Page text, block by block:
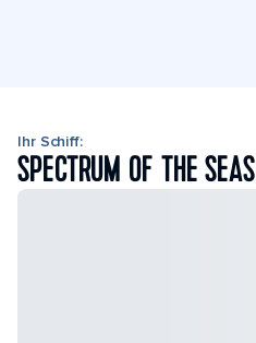
Ihr Schiff:
SPECTRUM OF THE SEAS